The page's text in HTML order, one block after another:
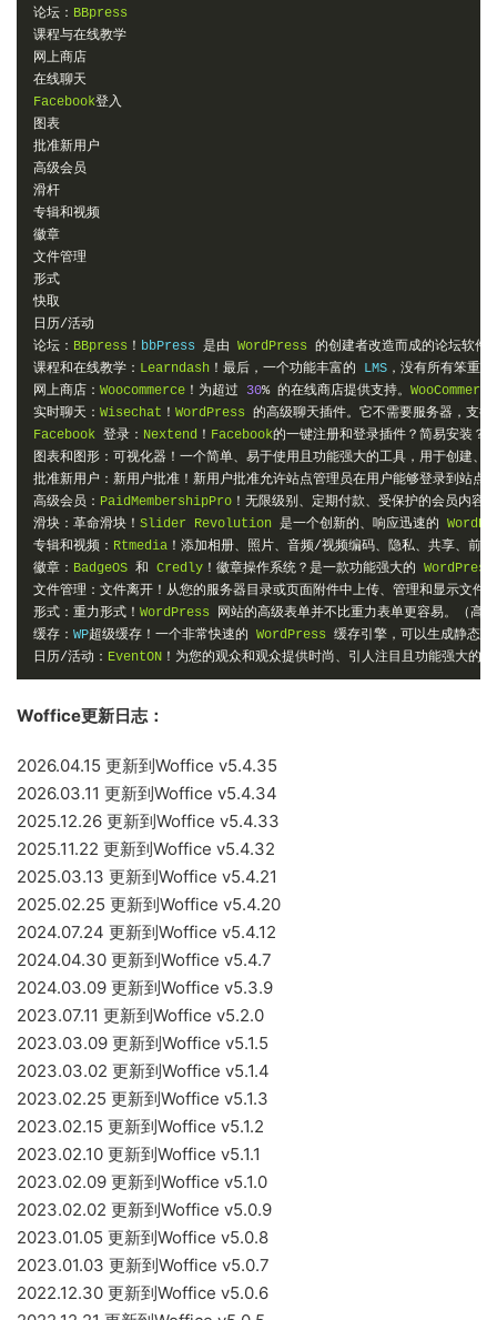
论坛： BBpress
课程与在线教学
网上商店
在线聊天
Facebook登入
图表
批准新用户
高级会员
滑杆
专辑和视频
徽章
文件管理
形式
快取
日历/活动
论坛： BBpress ！ bbPress 是由 WordPress 的创建者改造而成的论坛软件
课程和在线教学： Learndash ！最后，一个功能丰富的 LMS ，没有所有笨重
网上商店： Woocommerce ！为超过 30% 的在线商店提供支持。 WooCommerce
实时聊天： Wisechat ！ WordPress 的高级聊天插件。它不需要服务器，支
Facebook 登录： Nextend ！ Facebook的一键注册和登录插件？简易安装？
图表和图形：可视化器！一个简单、易于使用且功能强大的工具，用于创建、
批准新用户：新用户批准！新用户批准允许站点管理员在用户能够登录到站点
高级会员： PaidMembershipPro ！无限级别、定期付款、受保护的会员内容
滑块：革命滑块！ Slider Revolution 是一个创新的、响应迅速的
专辑和视频： Rtmedia ！添加相册、照片、音频/视频编码、隐私、共享、前
徽章： BadgeOS 和 Credly ！徽章操作系统？是一款功能强大的 WordPress
文件管理：文件离开！从您的服务器目录或页面附件中上传、管理和显示文件
形式：重力形式！ WordPress
网站的高级表单并不比重力表单更容易。（高
缓存： WP超级缓存！一个非常快速的 WordPress 缓存引擎，可以生成静态
日历/活动： EventON ！为您的观众和观众提供时尚、引人注目且功能强大的
Woffice更新日志：
2026.04.15 更新到Woffice v5.4.35
2026.03.11 更新到Woffice v5.4.34
2025.12.26 更新到Woffice v5.4.33
2025.11.22 更新到Woffice v5.4.32
2025.03.13 更新到Woffice v5.4.21
2025.02.25 更新到Woffice v5.4.20
2024.07.24 更新到Woffice v5.4.12
2024.04.30 更新到Woffice v5.4.7
2024.03.09 更新到Woffice v5.3.9
2023.07.11 更新到Woffice v5.2.0
2023.03.09 更新到Woffice v5.1.5
2023.03.02 更新到Woffice v5.1.4
2023.02.25 更新到Woffice v5.1.3
2023.02.15 更新到Woffice v5.1.2
2023.02.10 更新到Woffice v5.1.1
2023.02.09 更新到Woffice v5.1.0
2023.02.02 更新到Woffice v5.0.9
2023.01.05 更新到Woffice v5.0.8
2023.01.03 更新到Woffice v5.0.7
2022.12.30 更新到Woffice v5.0.6